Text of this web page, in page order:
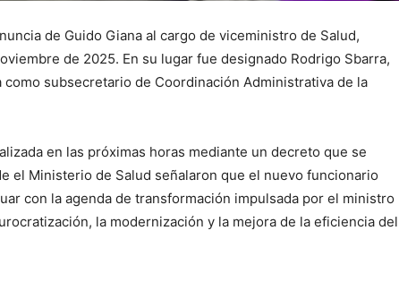
de Guido Giana al cargo de viceministro de Salud,
de 2025. En su lugar fue designado Rodrigo Sbarra,
subsecretario de Coordinación Administrativa de la
en las próximas horas mediante un decreto que se
el Ministerio de Salud señalaron que el nuevo funcionario
con la agenda de transformación impulsada por el ministro
la modernización y la mejora de la eficiencia del